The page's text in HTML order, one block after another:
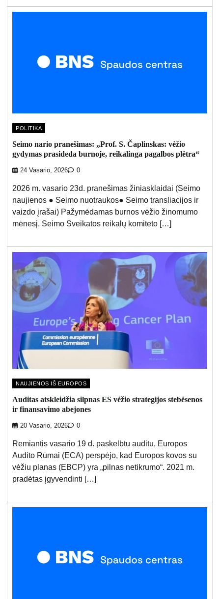
POLITIKA
Seimo nario pranešimas: „Prof. S. Čaplinskas: vėžio
gydymas prasideda burnoje, reikalinga pagalbos plėtra“
24 Vasario, 2026 0
2026 m. vasario 23d. pranešimas žiniasklaidai (Seimo
naujienos ● Seimo nuotraukos● Seimo transliacijos ir
vaizdo įrašai) Pažymėdamas burnos vėžio žinomumo
mėnesį, Seimo Sveikatos reikalų komiteto […]
NAUJIENOS IŠ EUROPOS
Auditas atskleidžia silpnas ES vėžio strategijos stebėsenos
ir finansavimo abejones
20 Vasario, 2026 0
Remiantis vasario 19 d. paskelbtu auditu, Europos
Audito Rūmai (ECA) perspėjo, kad Europos kovos su
vėžiu planas (EBCP) yra „pilnas netikrumo“. 2021 m.
pradėtas įgyvendinti […]